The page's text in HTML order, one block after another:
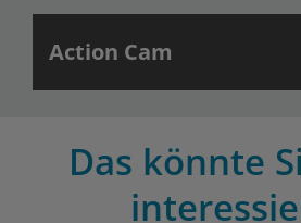
Action Cam
Das könnte